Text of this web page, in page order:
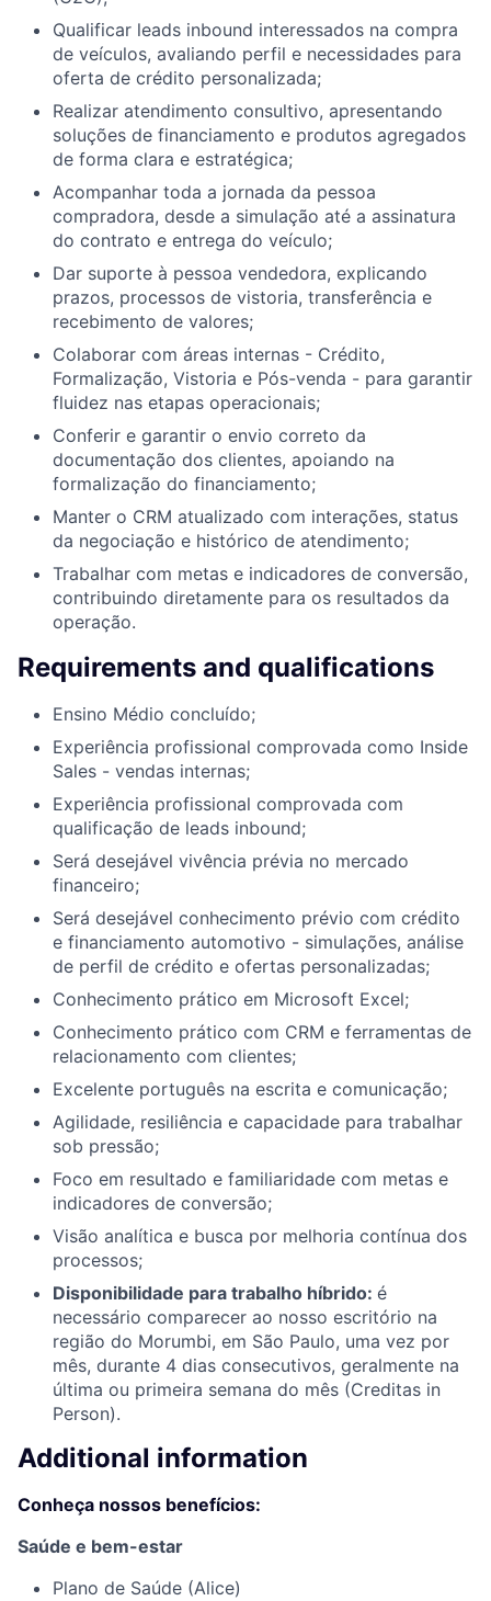
Qualificar leads inbound interessados na compra
de veículos, avaliando perfil e necessidades para
oferta de crédito personalizada;
Realizar atendimento consultivo, apresentando
soluções de financiamento e produtos agregados
de forma clara e estratégica;
Acompanhar toda a jornada da pessoa
compradora, desde a simulação até a assinatura
do contrato e entrega do veículo;
Dar suporte à pessoa vendedora, explicando
prazos, processos de vistoria, transferência e
recebimento de valores;
Colaborar com áreas internas - Crédito,
Formalização, Vistoria e Pós-venda - para garantir
fluidez nas etapas operacionais;
Conferir e garantir o envio correto da
documentação dos clientes, apoiando na
formalização do financiamento;
Manter o CRM atualizado com interações, status
da negociação e histórico de atendimento;
Trabalhar com metas e indicadores de conversão,
contribuindo diretamente para os resultados da
operação.
Requirements and qualifications
Ensino Médio concluído;
Experiência profissional comprovada como Inside
Sales - vendas internas;
Experiência profissional comprovada com
qualificação de leads inbound;
Será desejável vivência prévia no mercado
financeiro;
Será desejável conhecimento prévio com crédito
e financiamento automotivo - simulações, análise
de perfil de crédito e ofertas personalizadas;
Conhecimento prático em Microsoft Excel;
Conhecimento prático com CRM e ferramentas de
relacionamento com clientes;
Excelente português na escrita e comunicação;
Agilidade, resiliência e capacidade para trabalhar
sob pressão;
Foco em resultado e familiaridade com metas e
indicadores de conversão;
Visão analítica e busca por melhoria contínua dos
processos;
Disponibilidade para trabalho híbrido: é
necessário comparecer ao nosso escritório na
região do Morumbi, em São Paulo, uma vez por
mês, durante 4 dias consecutivos, geralmente na
última ou primeira semana do mês (Creditas in
Person).
Additional information
Conheça nossos benefícios:
Saúde e bem-estar
Plano de Saúde (Alice)